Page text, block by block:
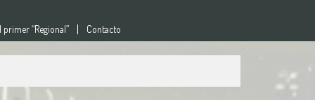
primer “Regional” Contacto